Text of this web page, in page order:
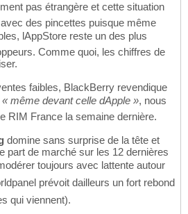
pas étrangère et cette situation
des pincettes puisque même
lAppStore reste un des plus
Comme quoi, les chiffres de
faibles, BlackBerry revendique
« même devant celle dApple », nous
RIM France la semaine dernière.
domine sans surprise de la tête et
part de marché sur les 12 dernières
toujours avec lattente autour
prévoit dailleurs un fort rebond
qui viennent).